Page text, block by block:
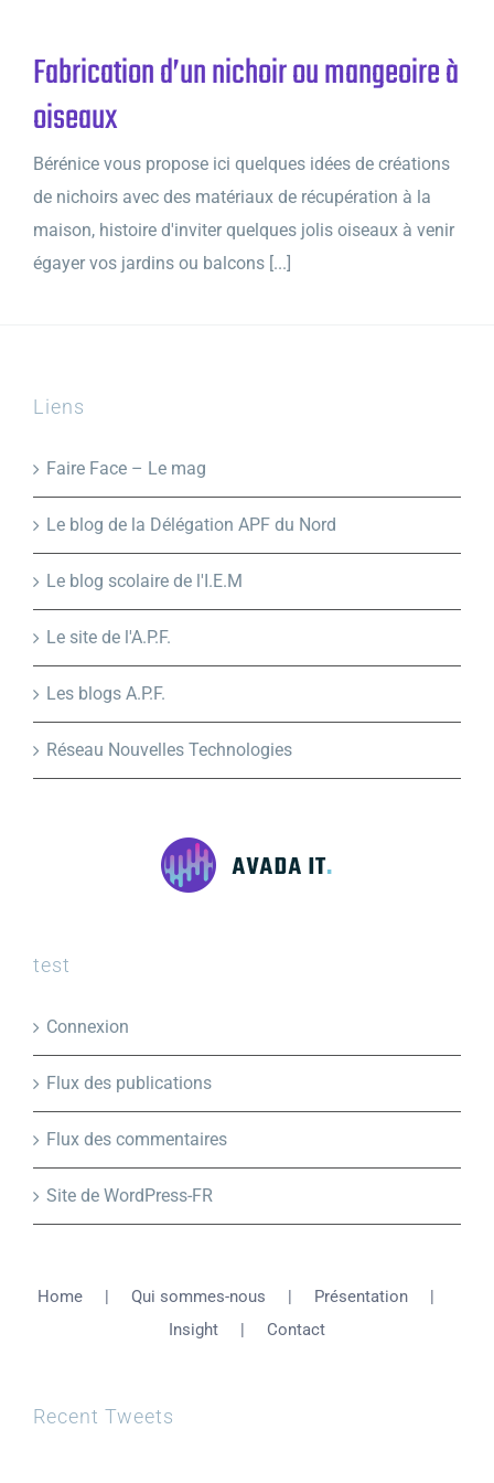
Fabrication d’un nichoir ou mangeoire à
oiseaux
Bérénice vous propose ici quelques idées de créations
de nichoirs avec des matériaux de récupération à la
maison, histoire d'inviter quelques jolis oiseaux à venir
égayer vos jardins ou balcons [...]
Liens
Faire Face – Le mag
Le blog de la Délégation APF du Nord
Le blog scolaire de l'I.E.M
Le site de l'A.P.F.
Les blogs A.P.F.
Réseau Nouvelles Technologies
test
Connexion
Flux des publications
Flux des commentaires
Site de WordPress-FR
Home Qui sommes-nous
Présentation
Insight
Contact
Recent Tweets